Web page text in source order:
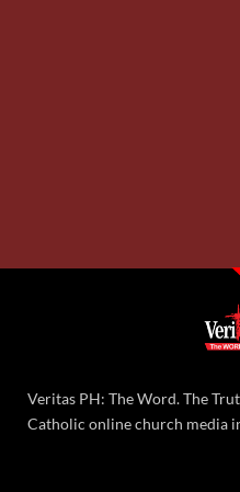
Veritas PH: The Word. The
Catholic online church media